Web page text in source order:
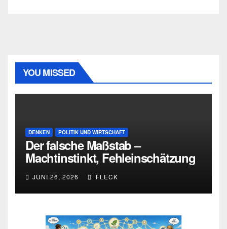
YOU MISSED
DENKEN POLITIK UND WIRTSCHAFT
Der falsche Maßstab –
Machtinstinkt, Fehleinschätzung
und die Grenzen intellektueller
Urteilskraft
JUNI 26, 2026 FLECK